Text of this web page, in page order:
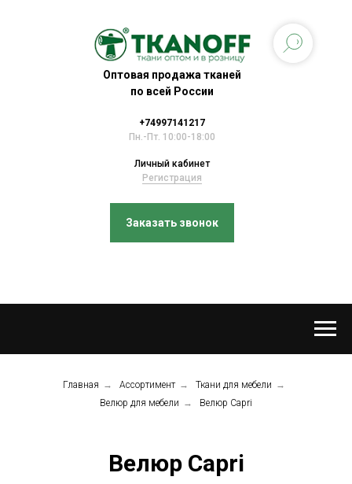
Оптовая продажа тканей
по всей России
+74997141217
Пн.-Пт. 10:00-18:00
Личный кабинет
Регистрация
Заказать звонок
Главная → Ассортимент → Ткани для мебели →
Велюр для мебели → Велюр Capri
Велюр Capri